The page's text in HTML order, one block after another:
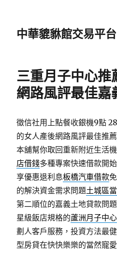
中華貔貅館交易平台
三重月子中心推
網路風評最佳嘉
徵信社用上點餐收銀機9點
的女人產後網路風評最佳推薦
本舖幫你取回重新附近生活
店借錢多種專案快速借款開
享優惠退利息板橋汽車借款
的解決資金需求問題土城區
第二順位的嘉義土地貸款問
星級飯店規格的蘆洲月子中心
劃人客戶服務，投資方法最
型房貸在快快樂樂的當然寵